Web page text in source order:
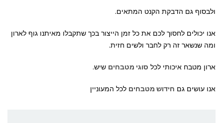
ולבסוף גם הדבקת הקנט המתאים.
אנו יכולים לחסוך לכם את כל זמן הייצור בכך שתקבלו מאיתנו גוף לארון
ומה שנשאר זה רק לחבר ולשים חזית.
ארון מטבח איכותי לכל סוגי מטבחים שיש.
אנו עושים גם חידוש מטבחים לכל המעוניין